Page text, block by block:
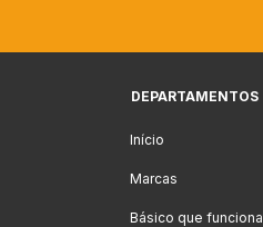
DEPARTAMENTOS
Início
Marcas
Básico que funciona